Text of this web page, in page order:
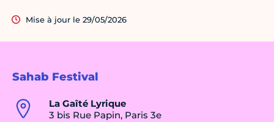
Sahab Festival
La Gaîté Lyrique
3 bis Rue Papin, Paris 3e
Mise à jour le 29/05/2026